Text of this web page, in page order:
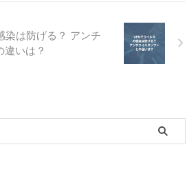
ビュ
る
ば、NordVPNがおすすめです。
VPNの匿名性は、運営会社が接続
染は防げる？ アンチ
違いは？